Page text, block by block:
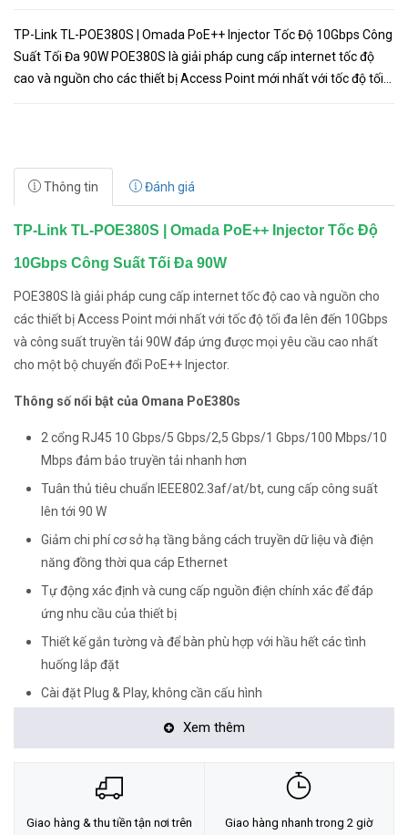
TP-Link TL-POE380S | Omada PoE++ Injector Tốc Độ 10Gbps Công
Suất Tối Đa 90W POE380S là giải pháp cung cấp internet tốc độ
cao và nguồn cho các thiết bị Access Point mới nhất với tốc độ tối
Thông tin Đánh giá
TP-Link TL-POE380S | Omada PoE++ Injector Tốc Độ
10Gbps Công Suất Tối Đa 90W
POE380S là giải pháp cung cấp internet tốc độ cao và nguồn cho
các thiết bị Access Point mới nhất với tốc độ tối đa lên đến 10Gbps
và công suất truyền tải 90W đáp ứng được mọi yêu cầu cao nhất
cho một bộ chuyển đổi PoE++ Injector.
Thông số nổi bật của Omana PoE380s
2 cổng RJ45 10 Gbps/5 Gbps/2,5 Gbps/1 Gbps/100 Mbps/10
Mbps đảm bảo truyền tải nhanh hơn
Tuân thủ tiêu chuẩn IEEE802.3af/at/bt, cung cấp công suất
lên tới 90 W
Giảm chi phí cơ sở hạ tầng bằng cách truyền dữ liệu và điện
năng đồng thời qua cáp Ethernet
Tự động xác định và cung cấp nguồn điện chính xác để đáp
ứng nhu cầu của thiết bị
Thiết kế gắn tường và để bàn phù hợp với hầu hết các tình
huống lắp đặt
Cài đặt Plug & Play, không cần cấu hình
Vỏ kim loại bền bỉ
Xem thêm
Giao hàng & thu tiền tận nơi trên
Giao hàng nhanh trong 2 giờ